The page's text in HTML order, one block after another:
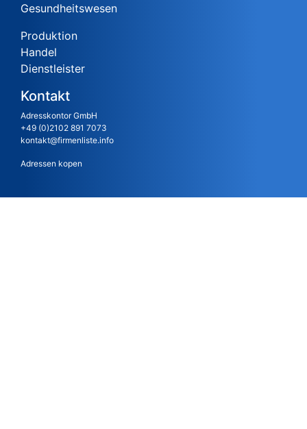
Gesundheitswesen
Produktion
Handel
Dienstleister
Kontakt
Adresskontor GmbH
+49 (0)2102 891 7073
kontakt@firmenliste.info
Adressen kopen